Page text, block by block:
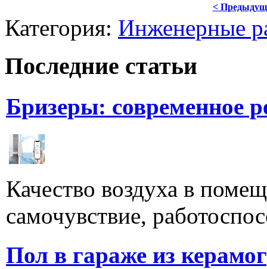
<
Категория: Инженерные
Последние статьи
Бризеры: современное
Качество воздуха в
самочувствие,
Пол в гараже из